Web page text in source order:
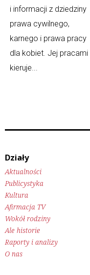
i informacji z dziedziny
prawa cywilnego,
karnego i prawa pracy
dla kobiet. Jej pracami
kieruje...
Działy
Aktualności
Publicystyka
Kultura
Afirmacja TV
Wokół rodziny
Ale historie
Raporty i analizy
O nas